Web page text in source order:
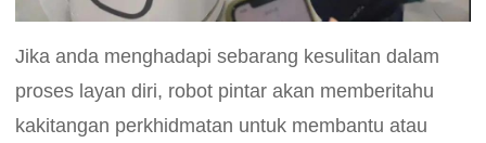
Jika anda menghadapi sebarang kesulitan dalam
proses layan diri, robot pintar akan memberitahu
kakitangan perkhidmatan untuk membantu atau